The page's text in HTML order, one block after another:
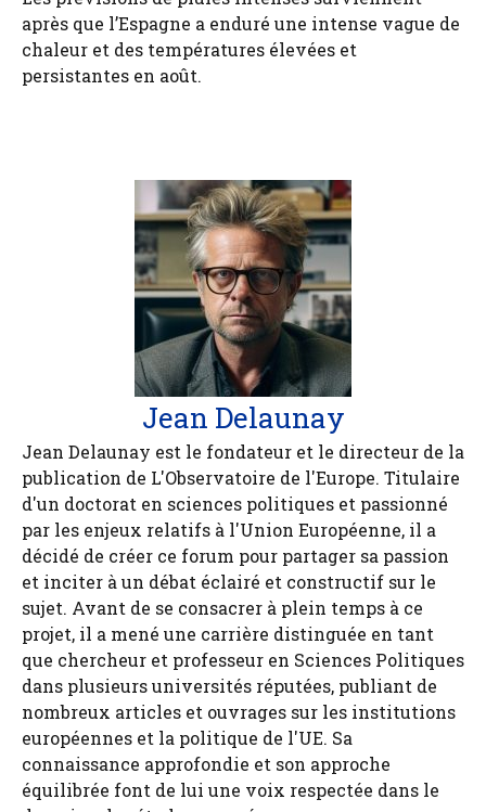
après que l’Espagne a enduré une intense vague de
chaleur et des températures élevées et
persistantes en août.
Jean Delaunay
Jean Delaunay est le fondateur et le directeur de la
publication de L'Observatoire de l'Europe. Titulaire
d'un doctorat en sciences politiques et passionné
par les enjeux relatifs à l'Union Européenne, il a
décidé de créer ce forum pour partager sa passion
et inciter à un débat éclairé et constructif sur le
sujet. Avant de se consacrer à plein temps à ce
projet, il a mené une carrière distinguée en tant
que chercheur et professeur en Sciences Politiques
dans plusieurs universités réputées, publiant de
nombreux articles et ouvrages sur les institutions
européennes et la politique de l'UE. Sa
connaissance approfondie et son approche
équilibrée font de lui une voix respectée dans le